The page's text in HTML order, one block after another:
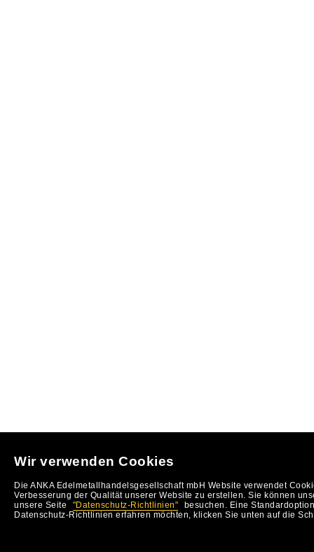
Wir verwenden Cookies
Die ANKA Edelmetallhandelsgesellschaft mbH Website verwendet
Verbesserung der Qualität unserer Website zu erstellen. Sie können
unsere Seite
"Datenschutz-Richtlinien"
besuchen. Eine
Datenschutz-Richtlinien erfahren möchten, klicken Sie unten auf die